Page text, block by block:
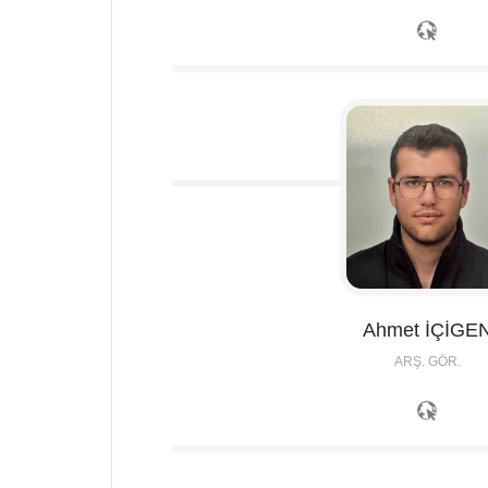
Ahmet
ARŞ. GÖR.